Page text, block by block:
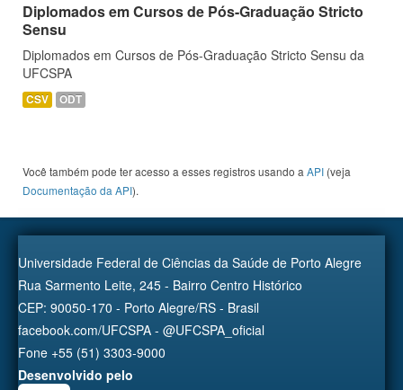
Diplomados em Cursos de Pós-Graduação Stricto
Sensu
Diplomados em Cursos de Pós-Graduação Stricto Sensu da
UFCSPA
CSV ODT
Você também pode ter acesso a esses registros usando a API (veja
Documentação da API).
Universidade Federal de Ciências da Saúde de Porto Alegre
Rua Sarmento Leite, 245 - Bairro Centro Histórico
CEP: 90050-170 - Porto Alegre/RS - Brasil
facebook.com/UFCSPA - @UFCSPA_oficial
Fone +55 (51) 3303-9000
Desenvolvido pelo